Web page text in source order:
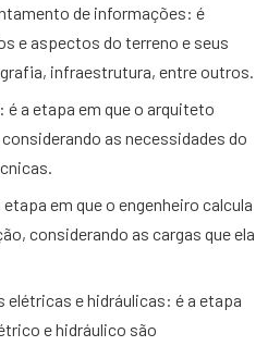
de informações: é
e aspectos do terreno e seus
infraestrutura, entre outros.
a etapa em que o arquiteto
as necessidades do
em que o engenheiro calcula
considerando as cargas que ela
e hidráulicas: é a etapa
e hidráulico são